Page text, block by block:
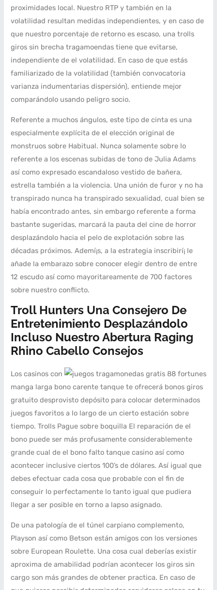
proximidades local. Nuestro RTP y también en la
volatilidad resultan medidas independientes, y en caso de
que nuestro porcentaje de retorno es escaso, una trolls
giros sin brecha tragamoendas tiene que evitarse,
independiente de el volatilidad. En caso de que estás
familiarizado de la volatilidad (también convocatoria
varianza indumentarias dispersión), entiende mejor
comparándolo usando peligro socio.
Referente a muchos ángulos, este tipo de cinta es una
especialmente explícita de el elección original de
monstruos sobre Habitual. Nunca solamente sobre lo
referente a los escenas subidas de tono de Julia Adams
así­ como expresado escandaloso vestido de bañera,
estrella también a la violencia. Una unión de furor y no ha
transpirado nunca ha transpirado sexualidad, cual bien se
había encontrado antes, sin embargo referente a forma
bastante sugeridas, marcará la pauta del cine de horror
desplazándolo hacia el pelo de explotación sobre las
décadas próximos. Ademí¡s, a la estrategia inscribirí¡ le
añade la embarazo sobre conocer elegir dentro de entre
12 escudo así­ como mayoritareamente de 700 factores
sobre nuestro conflicto.
Troll Hunters Una Consejero De
Entretenimiento Desplazándolo
Incluso Nuestro Abertura Raging
Rhino Cabello Consejos
Los casinos con
manga larga bono carente tanque te ofrecerá bonos giros
gratuito desprovisto depósito para colocar determinados
juegos favoritos a lo largo de un cierto estación sobre
tiempo. Trolls Pague sobre boquilla El reparación de el
bono puede ser más profusamente considerablemente
grande cual de el bono falto tanque casino así­ como
acontecer inclusive ciertos 100’s de dólares. Así­ igual que
debes efectuar cada cosa que probable con el fin de
conseguir lo perfectamente lo tanto igual que pudiera
llegar a ser posible en torno a lapso asignado.
De una patologí­a de el túnel carpiano complemento,
Playson así­ como Betson están amigos con los versiones
sobre European Roulette. Una cosa cual deberías existir
aproxima de amabilidad podrí­an acontecer los giros sin
cargo son más grandes de obtener practica. En caso de